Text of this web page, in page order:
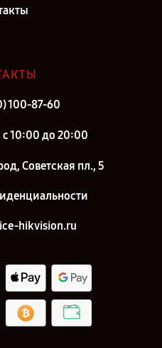
100-87-60
10:00 до 20:00
Советская пл., 5
hikvision.ru